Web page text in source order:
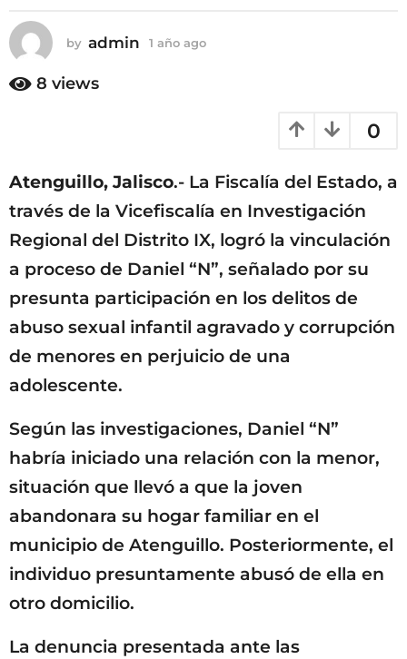
by admin 1 año ago
8 views
0
Atenguillo, Jalisco.- La Fiscalía del Estado, a
través de la Vicefiscalía en Investigación
Regional del Distrito IX, logró la vinculación
a proceso de Daniel “N”, señalado por su
presunta participación en los delitos de
abuso sexual infantil agravado y corrupción
de menores en perjuicio de una
adolescente.
Según las investigaciones, Daniel “N”
habría iniciado una relación con la menor,
situación que llevó a que la joven
abandonara su hogar familiar en el
municipio de Atenguillo. Posteriormente, el
individuo presuntamente abusó de ella en
otro domicilio.
La denuncia presentada ante las